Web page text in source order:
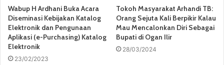
Wabup H Ardhani Buka Acara
Diseminasi Kebijakan Katalog
Elektronik dan Pengunaan
Aplikasi (e-Purchasing) Katalog
Elektronik
23/02/2023
Tokoh Masyarakat Arhandi TB:
Orang Sejuta Kali Berpikir Kalau
Mau Mencalonkan Diri Sebagai
Bupati di Ogan Ilir
28/03/2024